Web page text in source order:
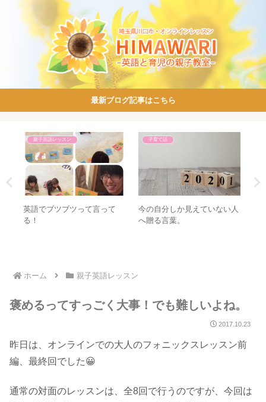
最新ブログ記事はこちら
親子英語レッスン
英語でブツブツって言って
る！
子育て話
今の自分しか見えていない人
へ贈る言葉。
ホーム 親子英語レッスン
褒めるってすっごく大事！でも難しいよね。
2017.10.23
昨日は、オンラインでの大人のフォニックスレッスン前
編、最終回でした😀
通常の対面のレッスンは、全8回で行うのですが、今回は